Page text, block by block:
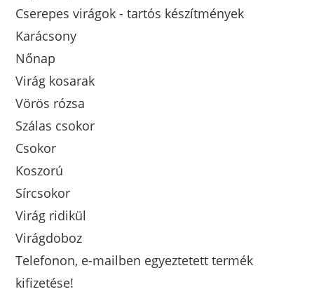
Cserepes virágok - tartós készítmények
Karácsony
Nőnap
Virág kosarak
Vörös rózsa
Szálas csokor
Csokor
Koszorú
Sírcsokor
Virág ridikül
Virágdoboz
Telefonon, e-mailben egyeztetett termék
kifizetése!